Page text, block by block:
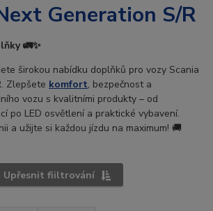
Generation S/R
🚛✨
širokou nabídku doplňků pro vozy Scania
Zlepšete komfort, bezpečnost a
vozu s kvalitními produkty – od
po LED osvětlení a praktické vybavení.
a užijte si každou jízdu na maximum! 🚚
Upřesnit fiiltrování